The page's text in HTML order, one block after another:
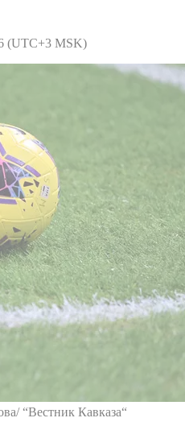
(UTC+3 MSK)
“Вестник Кавказа“